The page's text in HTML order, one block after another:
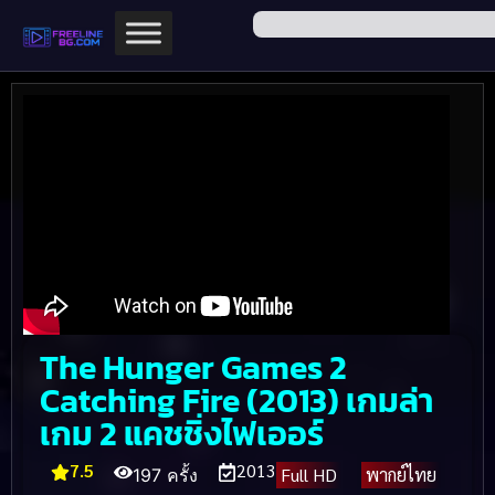
The Hunger Games 2
Catching Fire (2013) เกมล่า
เกม 2 แคชชิ่งไฟเออร์
7.5 197 ครั้ง 2013 Full HD พากย์ไทย